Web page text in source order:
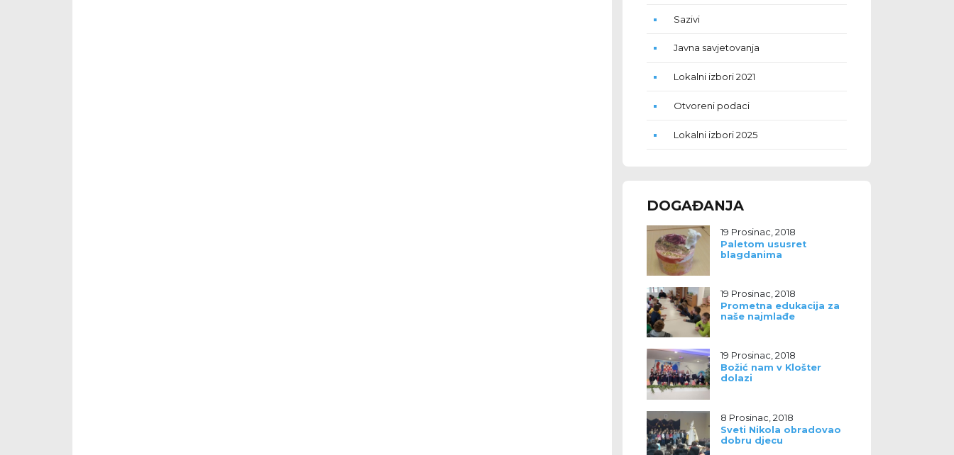
Sazivi
Javna savjetovanja
Lokalni izbori 2021
Otvoreni podaci
Lokalni izbori 2025
DOGAĐANJA
19 Prosinac, 2018
Paletom ususret
blagdanima
19 Prosinac, 2018
Prometna edukacija za
naše najmlađe
19 Prosinac, 2018
Božić nam v Klošter
dolazi
8 Prosinac, 2018
Sveti Nikola obradovao
dobru djecu